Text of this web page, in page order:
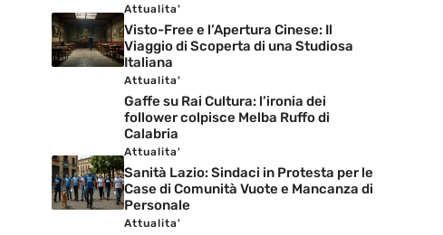
Attualita'
Visto-Free e l’Apertura Cinese: Il
Viaggio di Scoperta di una Studiosa
Italiana
Attualita'
Gaffe su Rai Cultura: l’ironia dei
follower colpisce Melba Ruffo di
Calabria
Attualita'
Sanità Lazio: Sindaci in Protesta per le
Case di Comunità Vuote e Mancanza di
Personale
Attualita'